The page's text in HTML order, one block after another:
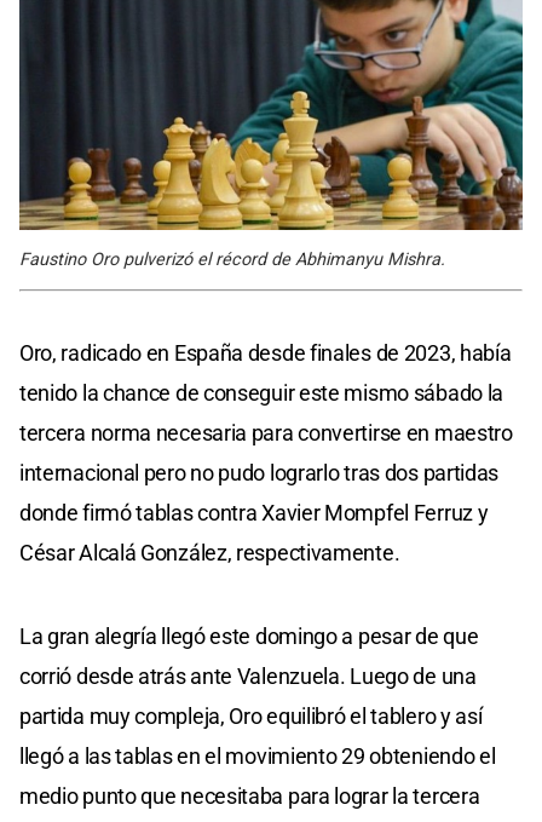
Faustino Oro pulverizó el récord de Abhimanyu Mishra.
Oro, radicado en España desde finales de 2023, había
tenido la chance de conseguir este mismo sábado la
tercera norma necesaria para convertirse en maestro
internacional pero no pudo lograrlo tras dos partidas
donde firmó tablas contra Xavier Mompfel Ferruz y
César Alcalá González, respectivamente.
La gran alegría llegó este domingo a pesar de que
corrió desde atrás ante Valenzuela. Luego de una
partida muy compleja, Oro equilibró el tablero y así
llegó a las tablas en el movimiento 29 obteniendo el
medio punto que necesitaba para lograr la tercera